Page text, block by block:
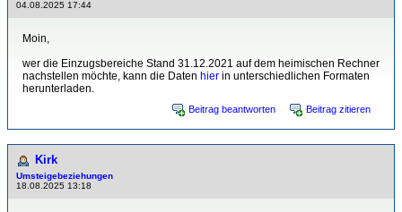
04.08.2025 17:44
Moin,
wer die Einzugsbereiche Stand 31.12.2021 auf dem heimischen Rechner
nachstellen möchte, kann die Daten hier in unterschiedlichen Formaten
herunterladen.
Beitrag beantworten Beitrag zitieren
Kirk
Umsteigebeziehungen
18.08.2025 13:18